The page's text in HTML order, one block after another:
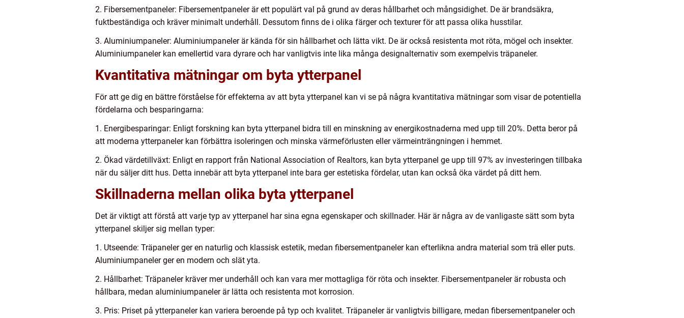
2. Fibersementpaneler: Fibersementpaneler är ett populärt val på grund av deras hållbarhet och mångsidighet. De är brandsäkra,
fuktbeständiga och kräver minimalt underhåll. Dessutom finns de i olika färger och texturer för att passa olika husstilar.
3. Aluminiumpaneler: Aluminiumpaneler är kända för sin hållbarhet och lätta vikt. De är också resistenta mot röta, mögel och insekter.
Aluminiumpaneler kan emellertid vara dyrare och har vanligtvis inte lika många designalternativ som exempelvis träpaneler.
Kvantitativa mätningar om byta ytterpanel
För att ge dig en bättre förståelse för effekterna av att byta ytterpanel kan vi se på några kvantitativa mätningar som visar de potentiella
fördelarna och besparingarna:
1. Energibesparingar: Enligt forskning kan byta ytterpanel bidra till en minskning av energikostnaderna med upp till 20%. Detta beror på
att moderna ytterpaneler kan förbättra isoleringen och minska värmeförlusten eller värmeinträngningen i hemmet.
2. Ökad värdetillväxt: Enligt en rapport från National Association of Realtors, kan byta ytterpanel ge upp till 97% av investeringen tillbaka
när du säljer ditt hus. Detta innebär att byta ytterpanel inte bara ger estetiska fördelar, utan kan också öka värdet på ditt hem.
Skillnaderna mellan olika byta ytterpanel
Det är viktigt att förstå att varje typ av ytterpanel har sina egna egenskaper och skillnader. Här är några av de vanligaste sätt som byta
ytterpanel skiljer sig mellan typer:
1. Utseende: Träpaneler ger en naturlig och klassisk estetik, medan fibersementpaneler kan efterlikna andra material som trä eller puts.
Aluminiumpaneler ger en modern och slät yta.
2. Hållbarhet: Träpaneler kräver mer underhåll och kan vara mer mottagliga för röta och insekter. Fibersementpaneler är robusta och
hållbara, medan aluminiumpaneler är lätta och resistenta mot korrosion.
3. Pris: Priset på ytterpaneler kan variera beroende på typ och kvalitet. Träpaneler är vanligtvis billigare, medan fibersementpaneler och